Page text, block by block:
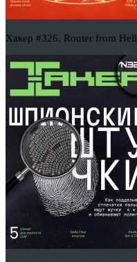
Хакер #326. Router from Hell